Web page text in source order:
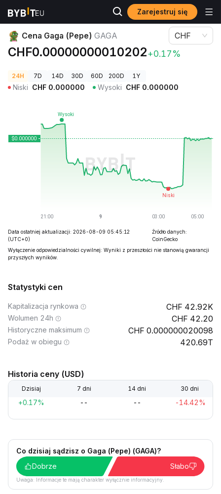
Zarejestruj się
Ceny kryptowalut Cena Gaga (Pepe) GAGA
Cena Gaga (Pepe) GAGA
CHF0.00000000010202+0.17%
CHF
24H 7D 14D 30D 60D 200D 1Y
Niski CHF 0.000000 Wysoki CHF 0.000000
Data ostatniej aktualizacji: 2026-08-09 05:45:12
(UTC+0)
Źródło danych:
CoinGecko
Wyłączenie odpowiedzialności cywilnej: Wyniki z przeszłości nie stanowią gwarancji
przyszłych wyników.
Statystyki cen
Kapitalizacja rynkowa 42.92K
Wolumen 24h 42.20
Historyczne maksimum 0.000000020098
Podaż w obiegu 420.69T
Historia ceny (USD)
Dzisiaj 7 dni 14 dni 30 dni
+0.17% -- -- -14.42%
Co dzisiaj sądzisz o Gaga (Pepe) (GAGA)?
Dobrze
Słabo
Uwaga: Informacje te mają charakter wyłącznie informacyjny.